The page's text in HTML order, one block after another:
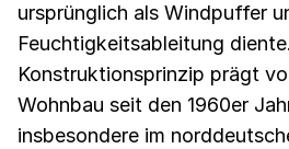
ursprünglich als Windpuffer
Feuchtigkeitsableitung
Konstruktionsprinzip prägt
Wohnbau seit den 1960er
insbesondere im